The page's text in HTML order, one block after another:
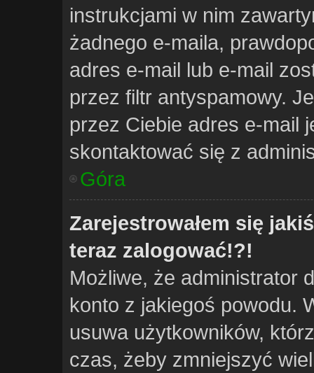
instrukcjami w nim
żadnego e-maila,
adres e-mail lub e-mail
przez filtr antyspamowy.
przez Ciebie adres e-mail
skontaktować się z
Góra
Zarejestrowałem się
teraz zalogować!?!
Możliwe, że administrator
konto z jakiegoś powodu.
usuwa użytkowników,
czas, żeby zmniejszyć